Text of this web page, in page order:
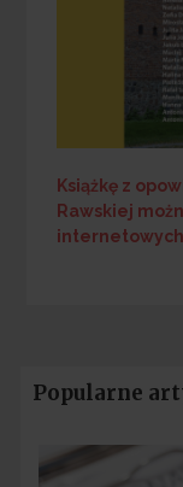
Książkę z
Rawskiej
internetowych
Popularne